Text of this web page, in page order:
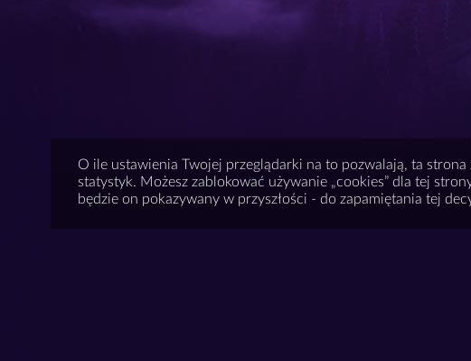
O ile ustawienia Twojej przeglądarki na to pozwalają, ta
statystyk. Możesz zablokować używanie „cookies” dla tej
będzie on pokazywany w przyszłości - do zapamiętania tej